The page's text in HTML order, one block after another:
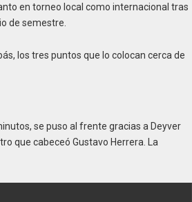
en torneo local como internacional tras
de semestre.
los tres puntos que lo colocan cerca de
se puso al frente gracias a Deyver
que cabeceó Gustavo Herrera. La